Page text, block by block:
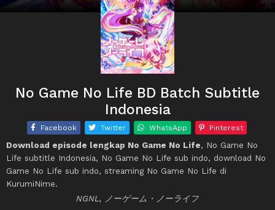
No Game No Life BD Batch Subtitle
Indonesia
Facebook Twitter WhatsApp Pinterest
Download episode lengkap No Game No Life, No Game No
Life subtitle Indonesia, No Game No Life sub indo, download No
Game No Life sub indo, streaming No Game No Life di
KurumiNime.
NGNL, ノーゲーム・ノーライフ